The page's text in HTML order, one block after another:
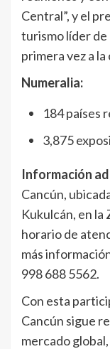
Central”, y el
turismo líder de
primera vez a la
Numeralia:
184 países
3,875
Información
Cancún,
Kukulcán, en
horario de
más
998 688 5562.
Con esta
Cancún sigue
mercado